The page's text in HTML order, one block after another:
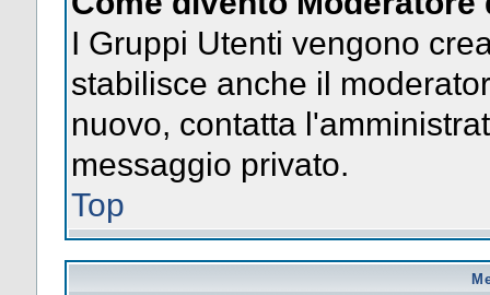
I Gruppi Utenti vengono
stabilisce anche il
nuovo, contatta
messaggio privato.
Top